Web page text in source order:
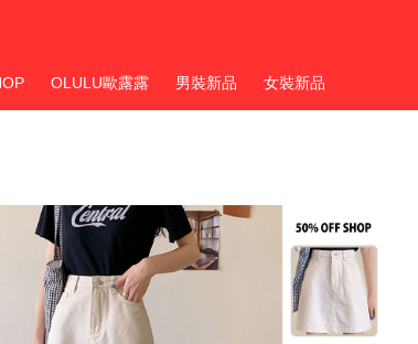
OLULU歐露露 男裝新品 女裝新品